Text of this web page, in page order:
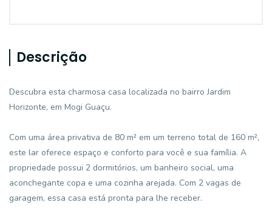
Descrição
Descubra esta charmosa casa localizada no bairro Jardim
Horizonte, em Mogi Guaçu.
Com uma área privativa de 80 m² em um terreno total de 160 m²,
este lar oferece espaço e conforto para você e sua família. A
propriedade possui 2 dormitórios, um banheiro social, uma
aconchegante copa e uma cozinha arejada. Com 2 vagas de
garagem, essa casa está pronta para lhe receber.